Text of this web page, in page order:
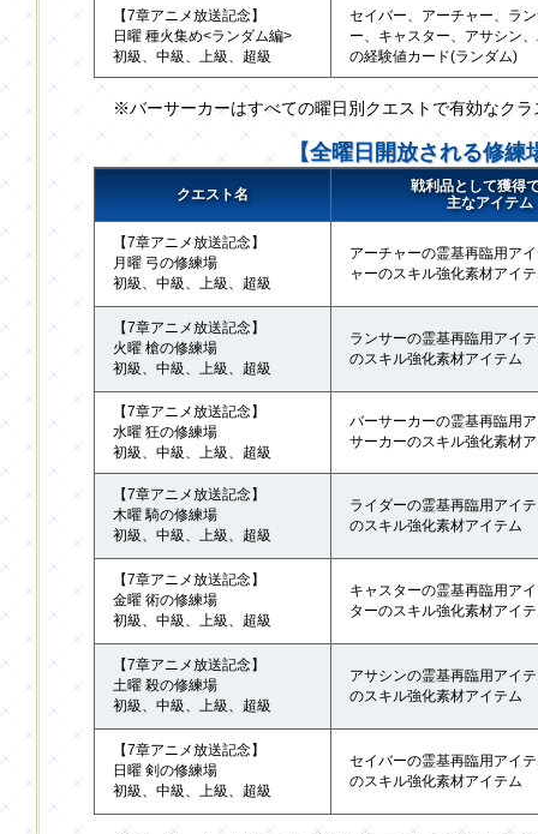
【7章アニメ放送記念】
日曜 種火集め<ランダム編>
初級、中級、上級、超級
セイバー、アーチャー、ラ
ー、キャスター、アサシン
の経験値カード(ランダム)
※バーサーカーはすべての曜日別クエストで有効なクラ
【全曜日開放される修練
クエスト名
戦利品として獲得
主なアイテム
【7章アニメ放送記念】
月曜 弓の修練場
初級、中級、上級、超級
アーチャーの霊基再臨用ア
ャーのスキル強化素材アイ
【7章アニメ放送記念】
火曜 槍の修練場
初級、中級、上級、超級
ランサーの霊基再臨用アイ
のスキル強化素材アイテム
【7章アニメ放送記念】
水曜 狂の修練場
初級、中級、上級、超級
バーサーカーの霊基再臨用
サーカーのスキル強化素材
【7章アニメ放送記念】
木曜 騎の修練場
初級、中級、上級、超級
ライダーの霊基再臨用アイ
のスキル強化素材アイテム
【7章アニメ放送記念】
金曜 術の修練場
初級、中級、上級、超級
キャスターの霊基再臨用ア
ターのスキル強化素材アイ
【7章アニメ放送記念】
土曜 殺の修練場
初級、中級、上級、超級
アサシンの霊基再臨用アイ
のスキル強化素材アイテム
【7章アニメ放送記念】
日曜 剣の修練場
初級、中級、上級、超級
セイバーの霊基再臨用アイ
のスキル強化素材アイテム